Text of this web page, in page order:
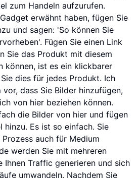
zum Handeln aufzurufen.
erwähnt haben, fügen Sie
und sagen: 'So können Sie
Fügen Sie einen Link
Sie das Produkt mit diesem
können, ist es ein klickbarer
dies für jedes Produkt. Ich
vor, dass Sie Bilder hinzufügen,
von hier beziehen können.
die Bilder von hier und fügen
hinzu. Es ist so einfach. Sie
auch für Medium
werden Sie mit mehreren
Ihnen Traffic generieren und sich
umwandeln. Nachdem Sie